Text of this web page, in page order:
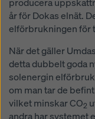
producera
år för Dokas elnät.
elförbrukningen för
När det gäller
detta dubbelt goda
solenergin
om man tar de
vilket minskar CO2
andra har systemet
Du kan hitta mer
integritetspolicy.
välja dina